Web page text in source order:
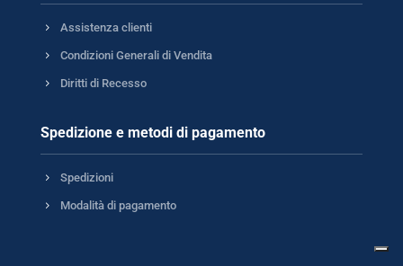
5 Assistenza clienti
5 Condizioni Generali di Vendita
5 Diritti di Recesso
Spedizione e metodi di pagamento
5 Spedizioni
5 Modalità di pagamento